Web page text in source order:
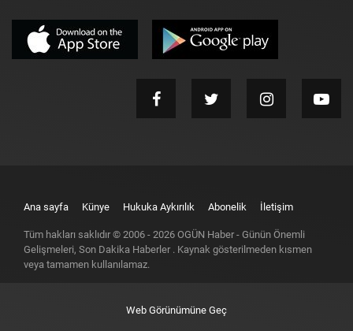
Ana sayfa Künye Hukuka Aykırılık Abonelik İletişim
Tüm hakları saklıdır © 2006 - 2026 OGÜN Haber - Günün Önemli
Gelişmeleri, Son Dakika Haberler . Kaynak gösterilmeden kısmen
veya tamamen kullanılamaz.
Web Görünümüne Geç